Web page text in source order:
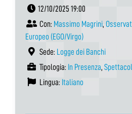
12/10/2025 19:00
Con: Massimo Magrini,
Europeo (EGO/Virgo)
Sede: Logge dei Banchi
Tipologia: In Presenza,
Lingua: Italiano